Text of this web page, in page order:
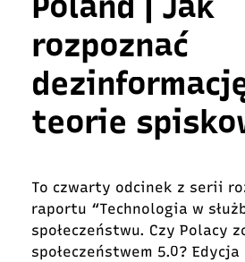
rozpoznać
teorie
To czwarty odcinek z serii
raportu “Technologia w
społeczeństwu. Czy Polacy
społeczeństwem 5.0? Edycja